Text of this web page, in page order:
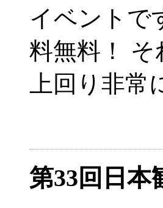
イベントで
料無料！
上回り非
第33回日